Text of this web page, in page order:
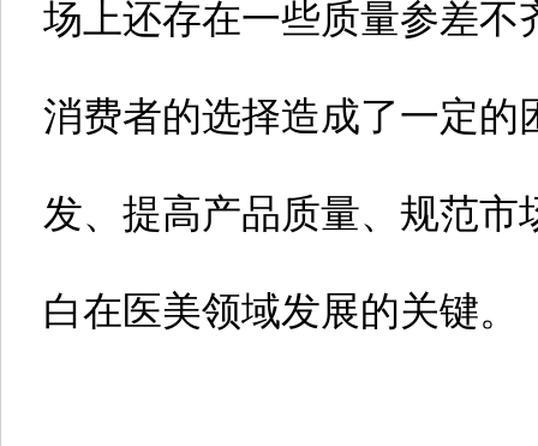
场上还存在一些质量参差
消费者的选择造成了一定的
发、提高产品质量、规范
白在医美领域发展的关键。